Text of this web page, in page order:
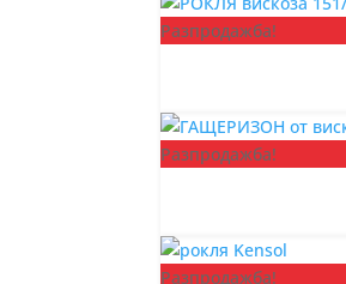
Разпродажба!
Разпродажба!
Разпродажба!